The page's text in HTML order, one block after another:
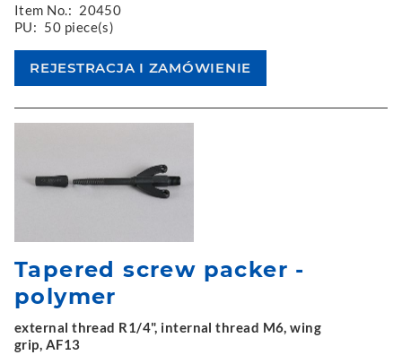
Item No.: 20450
PU: 50 piece(s)
Tapered screw packer -
polymer
external thread R1/4", internal thread M6, wing
grip, AF13